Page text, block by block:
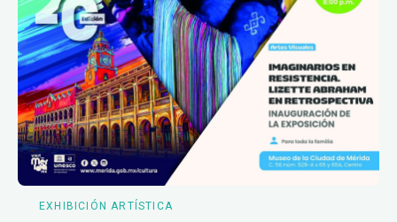
EXHIBICIÓN ARTÍSTICA